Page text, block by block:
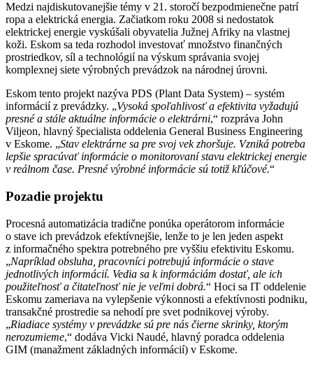
Medzi najdiskutovanejšie témy v 21. storočí bezpodmienečne patrí
ropa a elektrická energia. Začiatkom roku 2008 si nedostatok
elektrickej energie vyskúšali obyvatelia Južnej Afriky na vlastnej
koži. Eskom sa teda rozhodol investovať množstvo finančných
prostriedkov, síl a technológií na výskum správania svojej
komplexnej siete výrobných prevádzok na národnej úrovni.
Eskom tento projekt nazýva PDS (Plant Data System) – systém
informácií z prevádzky. „Vysoká spoľahlivosť a efektivita vyžadujú
presné a stále aktuálne informácie o elektrárni,“ rozpráva John
Viljeon, hlavný špecialista oddelenia General Business Engineering
v Eskome. „Stav elektrárne sa pre svoj vek zhoršuje. Vzniká potreba
lepšie spracúvať informácie o monitorovaní stavu elektrickej energie
v reálnom čase. Presné výrobné informácie sú totiž kľúčové.“
Pozadie projektu
Procesná automatizácia tradične ponúka operátorom informácie
o stave ich prevádzok efektívnejšie, lenže to je len jeden aspekt
z informačného spektra potrebného pre vyššiu efektivitu Eskomu.
„Napríklad obsluha, pracovníci potrebujú informácie o stave
jednotlivých informácií. Vedia sa k informáciám dostať, ale ich
použiteľnosť a čitateľnosť nie je veľmi dobrá.“ Hoci sa IT oddelenie
Eskomu zameriava na vylepšenie výkonnosti a efektívnosti podniku,
transakčné prostredie sa nehodí pre svet podnikovej výroby.
„Riadiace systémy v prevádzke sú pre nás čierne skrinky, ktorým
nerozumieme,“ dodáva Vicki Naudé, hlavný poradca oddelenia
GIM (manažment základných informácií) v Eskome.